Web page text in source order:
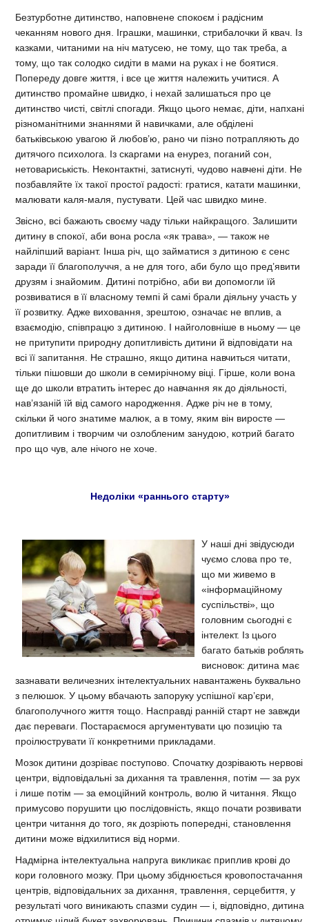
Безтурботне дитинство, наповнене спокоєм і радісним
чеканням нового дня. Іграшки, машинки, стрибалочки й квач. Із
казками, читаними на ніч матусею, не тому, що так треба, а
тому, що так солодко сидіти в мами на руках і не боятися.
Попереду довге життя, і все це життя належить учитися. А
дитинство промайне швидко, і нехай залишаться про це
дитинство чисті, світлі спогади. Якщо цього немає, діти, напхані
різноманітними знаннями й навичками, але обділені
батьківською увагою й любов’ю, рано чи пізно потрапляють до
дитячого психолога. Із скаргами на енурез, поганий сон,
нетовариськість. Неконтактні, затиснуті, чудово навчені діти. Не
позбавляйте їх такої простої радості: гратися, катати машинки,
малювати каля-маля, пустувати. Цей час швидко мине.
Звісно, всі бажають своєму чаду тільки найкращого. Залишити
дитину в спокої, аби вона росла «як трава», — також не
найліпший варіант. Інша річ, що займатися з дитиною є сенс
заради її благополуччя, а не для того, аби було що пред’явити
друзям і знайомим. Дитині потрібно, аби ви допомогли їй
розвиватися в її власному темпі й самі брали діяльну участь у
її розвитку. Адже виховання, зрештою, означає не вплив, а
взаємодію, співпрацю з дитиною. І найголовніше в ньому — це
не притупити природну допитливість дитини й відповідати на
всі її запитання. Не страшно, якщо дитина навчиться читати,
тільки пішовши до школи в семирічному віці. Гірше, коли вона
ще до школи втратить інтерес до навчання як до діяльності,
нав’язаній їй від самого народження. Адже річ не в тому,
скільки й чого знатиме малюк, а в тому, яким він виросте —
допитливим і творчим чи озлобленим занудою, котрий багато
про що чув, але нічого не хоче.
Недоліки «раннього старту»
У наші дні звідусюди
чуємо слова про те,
що ми живемо в
«інформаційному
суспільстві», що
головним сьогодні є
інтелект. Із цього
багато батьків роблять
висновок: дитина має
зазнавати величезних інтелектуальних навантажень буквально
з пелюшок. У цьому вбачають запоруку успішної кар’єри,
благополучного життя тощо. Насправді ранній старт не завжди
дає переваги. Постараємося аргументувати цю позицію та
проілюструвати її конкретними прикладами.
Мозок дитини дозріває поступово. Спочатку дозрівають нервові
центри, відповідальні за дихання та травлення, потім — за рух
і лише потім — за емоційний контроль, волю й читання. Якщо
примусово порушити цю послідовність, якщо почати розвивати
центри читання до того, як дозріють попередні, становлення
дитини може відхилитися від норми.
Надмірна інтелектуальна напруга викликає приплив крові до
кори головного мозку. При цьому збіднюється кровопостачання
центрів, відповідальних за дихання, травлення, серцебиття, у
результаті чого виникають спазми судин — і, відповідно, дитина